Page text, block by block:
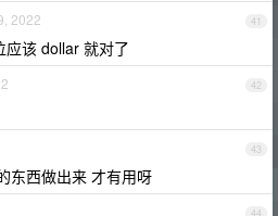
41
2022
应该 dollar 就对了
42
43
东西做出来 才有用呀